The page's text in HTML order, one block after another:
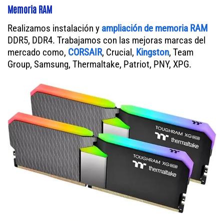
Memoria RAM
Realizamos instalación y ampliación de memoria RAM
DDR5, DDR4. Trabajamos con las mejoras marcas del
mercado como, CORSAIR, Crucial, Kingston, Team
Group, Samsung, Thermaltake, Patriot, PNY, XPG.